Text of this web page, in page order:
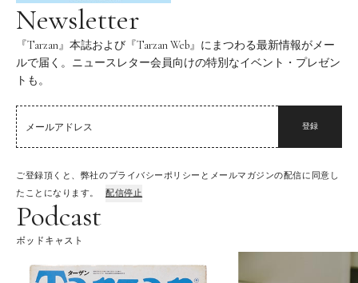
Newsletter
『Tarzan』本誌および『Tarzan Web』にまつわる最新情報がメー
ルで届く。ニュースレター会員向けの特別なイベント・プレゼン
トも。
登録
ご登録頂くと、弊社のプライバシーポリシーとメールマガジンの配信に同意し
たことになります。
配信停止
Podcast
ポッドキャスト